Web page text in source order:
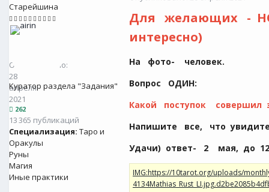
Опубликовано:
28
апреля
2021
Старейшина
Куратор раздела "Задания"
262
13 365 публикаций
Специализация: Таро и
Оракулы
Руны
Магия
Иные практики
Для желающих -
интересно)
На фото- человек.
Вопрос ОДИН:
Какой поступок совершил
Напишите все, что
Удачи) ответ- 2 мая, до